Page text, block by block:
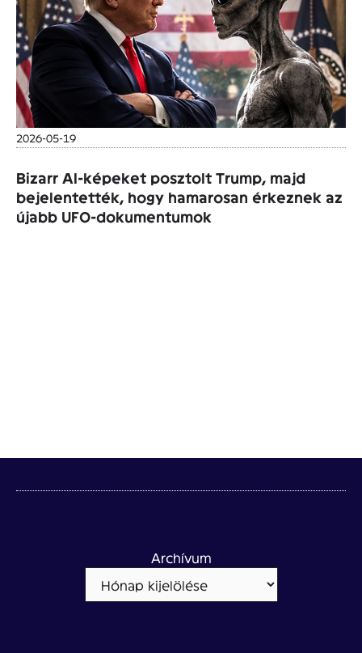
2026-05-19
Bizarr AI-képeket posztolt Trump, majd
bejelentették, hogy hamarosan érkeznek az
újabb UFO-dokumentumok
Archívum